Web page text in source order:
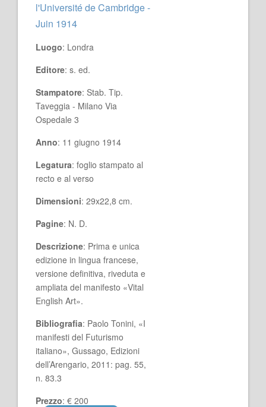
l'Université de Cambridge -
Juin 1914
Luogo: Londra
Editore: s. ed.
Stampatore: Stab. Tip.
Taveggia - Milano Via
Ospedale 3
Anno: 11 giugno 1914
Legatura: foglio stampato al
recto e al verso
Dimensioni: 29x22,8 cm.
Pagine: N. D.
Descrizione: Prima e unica
edizione in lingua francese,
versione definitiva, riveduta e
ampliata del manifesto «Vital
English Art».
Bibliografia: Paolo Tonini, «I
manifesti del Futurismo
italiano», Gussago, Edizioni
dell’Arengario, 2011: pag. 55,
n. 83.3
Prezzo: € 200